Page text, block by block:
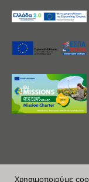
Χρησιμοποιούμε